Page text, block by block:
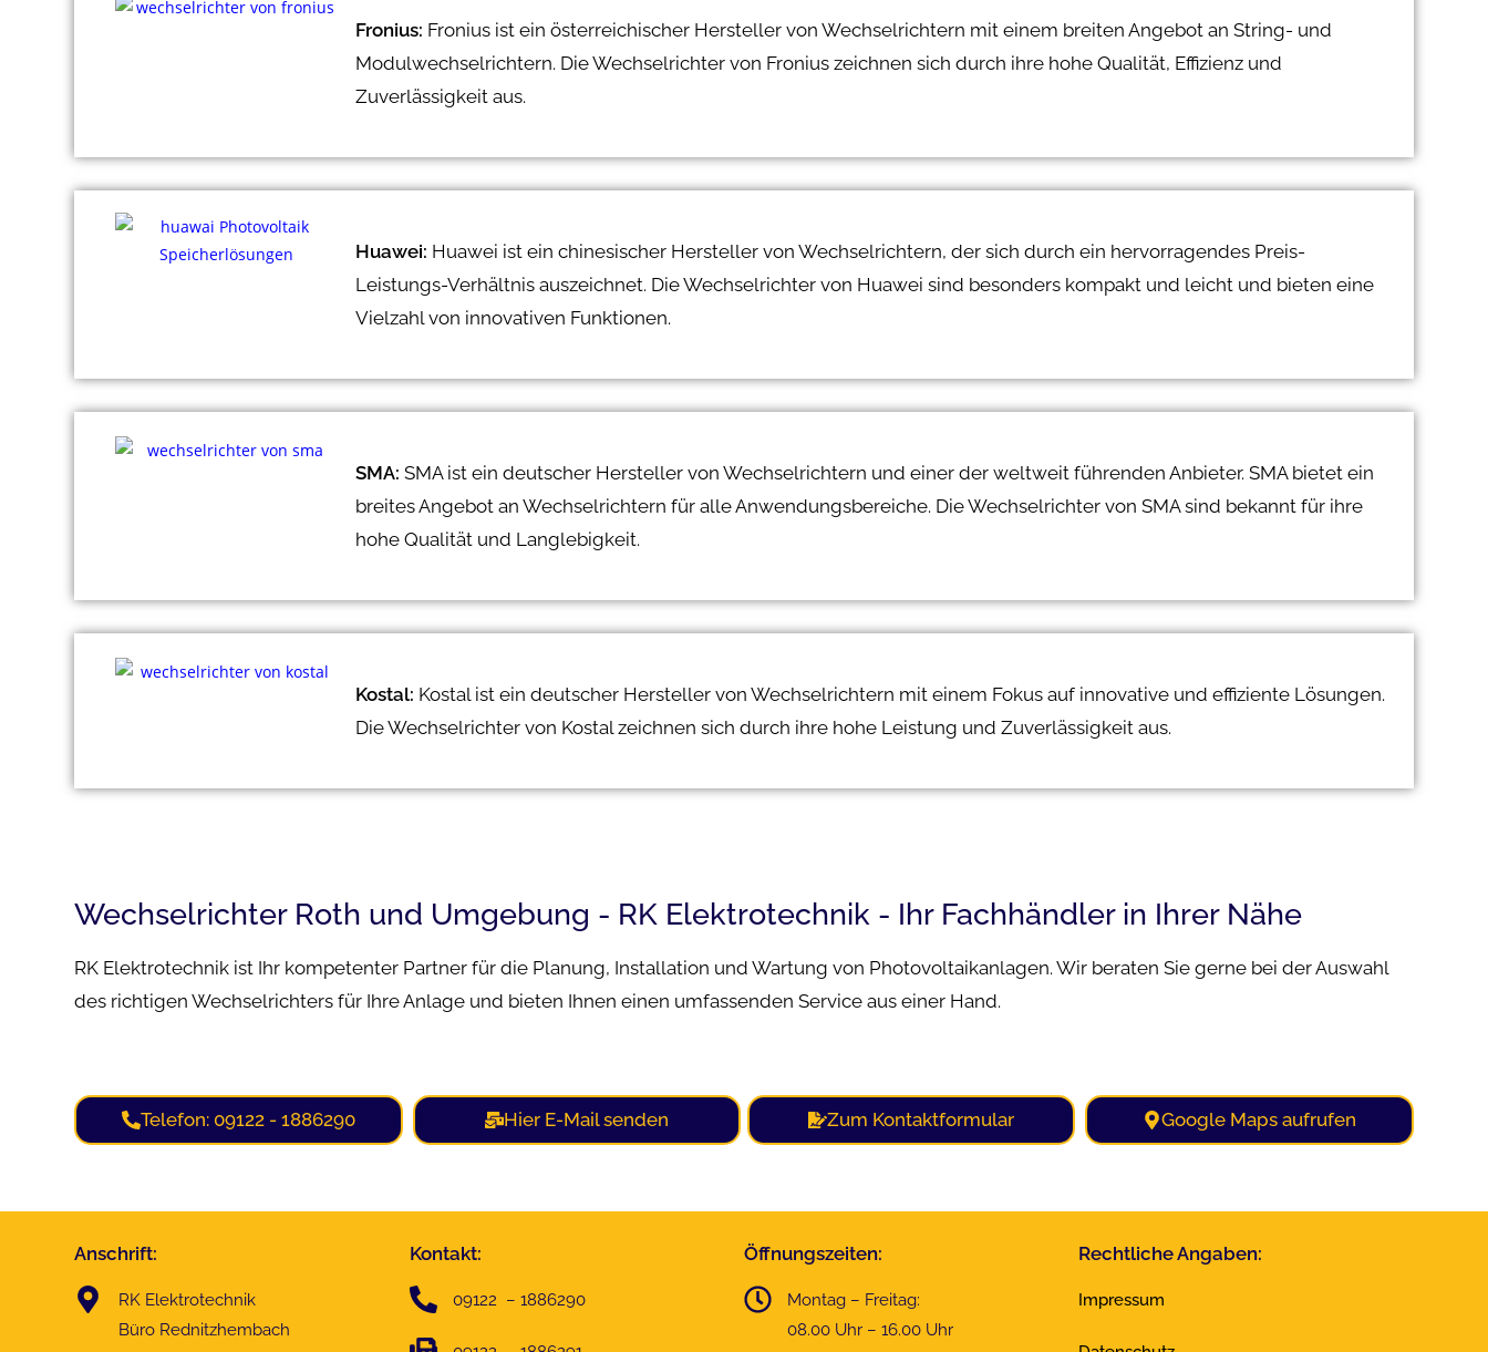
Fronius: Fronius ist ein österreichischer Hersteller von Wechselrichtern mit einem breiten Angebot an String- und
Modulwechselrichtern. Die Wechselrichter von Fronius zeichnen sich durch ihre hohe Qualität, Effizienz und
Zuverlässigkeit aus.
Huawei: Huawei ist ein chinesischer Hersteller von Wechselrichtern, der sich durch ein hervorragendes Preis-
Leistungs-Verhältnis auszeichnet. Die Wechselrichter von Huawei sind besonders kompakt und leicht und bieten eine
Vielzahl von innovativen Funktionen.
SMA: SMA ist ein deutscher Hersteller von Wechselrichtern und einer der weltweit führenden Anbieter. SMA bietet ein
breites Angebot an Wechselrichtern für alle Anwendungsbereiche. Die Wechselrichter von SMA sind bekannt für ihre
hohe Qualität und Langlebigkeit.
Kostal: Kostal ist ein deutscher Hersteller von Wechselrichtern mit einem Fokus auf innovative und effiziente Lösungen.
Die Wechselrichter von Kostal zeichnen sich durch ihre hohe Leistung und Zuverlässigkeit aus.
Wechselrichter Roth und Umgebung - RK Elektrotechnik - Ihr Fachhändler in Ihrer Nähe
RK Elektrotechnik ist Ihr kompetenter Partner für die Planung, Installation und Wartung von Photovoltaikanlagen. Wir beraten Sie gerne bei der Auswahl
des richtigen Wechselrichters für Ihre Anlage und bieten Ihnen einen umfassenden Service aus einer Hand.
Telefon: 09122 - 1886290 Hier E-Mail senden Zum Kontaktformular Google Maps aufrufen
Anschrift:
RK Elektrotechnik
Büro Rednitzhembach
Kontakt:
09122 – 1886290
Öffnungszeiten:
Montag – Freitag:
08.00 Uhr – 16.00 Uhr
Rechtliche Angaben:
Impressum